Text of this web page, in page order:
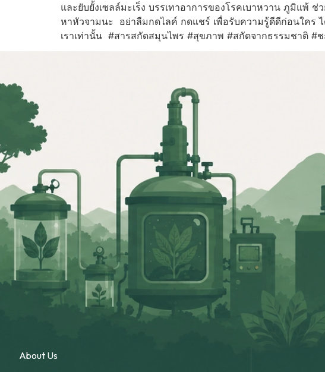
และยับยั้งเซลล์มะเร็ง บรรเทาอาการของโรคเบาหวาน ภูมิแพ้
หาหัวจามนะ อย่าลืมกดไลค์ กดแชร์ เพื่อรับความรู้ดีดีก่อนใคร ไ
เราเท่านั้น #สารสกัดสมุนไพร #สุขภาพ #สกัดจากธรรมชาติ #
About Us